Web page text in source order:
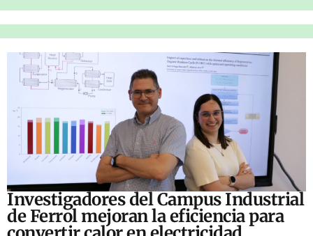
Investigadores del Campus Industrial
de Ferrol mejoran la eficiencia para